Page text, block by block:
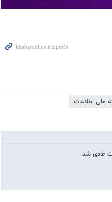
ملی اطلاعات
عادی شد